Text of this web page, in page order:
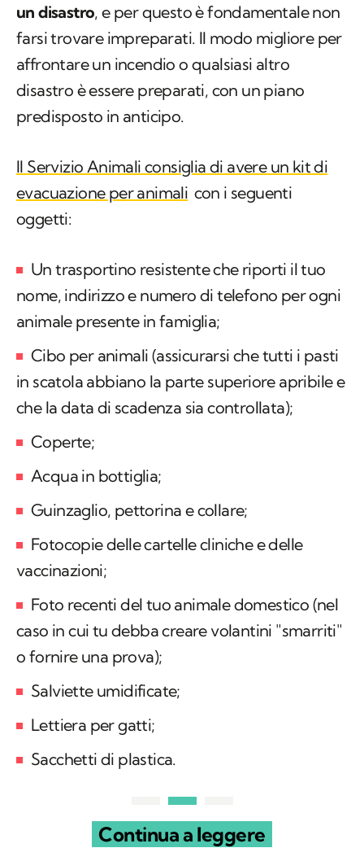
un disastro, e per questo è fondamentale non
farsi trovare impreparati. Il modo migliore per
affrontare un incendio o qualsiasi altro
disastro è essere preparati, con un piano
predisposto in anticipo.
Il Servizio Animali consiglia di avere un kit di
evacuazione per animali con i seguenti
oggetti:
Un trasportino resistente che riporti il ​​tuo
nome, indirizzo e numero di telefono per ogni
animale presente in famiglia;
Cibo per animali (assicurarsi che tutti i pasti
in scatola abbiano la parte superiore apribile e
che la data di scadenza sia controllata);
Coperte;
Acqua in bottiglia;
Guinzaglio, pettorina e collare;
Fotocopie delle cartelle cliniche e delle
vaccinazioni;
Foto recenti del tuo animale domestico (nel
caso in cui tu debba creare volantini "smarriti"
o fornire una prova);
Salviette umidificate;
Lettiera per gatti;
Sacchetti di plastica.
Continua a leggere